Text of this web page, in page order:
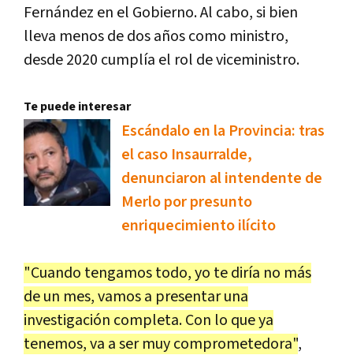
Fernández en el Gobierno. Al cabo, si bien
lleva menos de dos años como ministro,
desde 2020 cumplía el rol de viceministro.
Te puede interesar
Escándalo en la Provincia: tras
el caso Insaurralde,
denunciaron al intendente de
Merlo por presunto
enriquecimiento ilícito
"Cuando tengamos todo, yo te diría no más
de un mes, vamos a presentar una
investigación completa. Con lo que ya
tenemos, va a ser muy comprometedora",